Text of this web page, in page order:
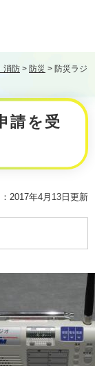
消防 > 防災 > 防災ラジ
請を受
2017年4月13日更新